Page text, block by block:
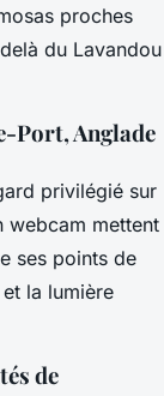
proches
du Lavandou
Port, Anglade
privilégié sur
webcam mettent
ses points de
la lumière
de